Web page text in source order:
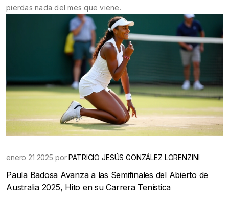
pierdas nada del mes que viene.
enero 21 2025 porPATRICIO JESÚS GONZÁLEZ LORENZINI
Paula Badosa Avanza a las Semifinales del Abierto de
Australia 2025, Hito en su Carrera Tenística